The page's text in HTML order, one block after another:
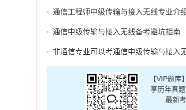
通信工程师中级传输与接入无线专业介
通信中级传输与接入无线备考避坑指南
非通信专业可以考通信中级传输与接入
【VIP题库
享历年真
最新